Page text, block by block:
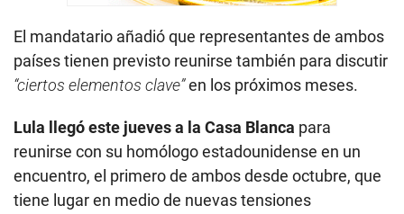
El mandatario añadió que representantes de ambos
países tienen previsto reunirse también para discutir
“ciertos elementos clave”en los próximos meses.
Lula llegó este jueves a la Casa Blanca para
reunirse con su homólogo estadounidense en un
encuentro, el primero de ambos desde octubre, que
tiene lugar en medio de nuevas tensiones